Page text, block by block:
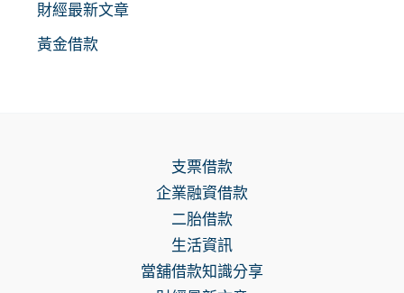
財經最新文章
黃金借款
支票借款
企業融資借款
二胎借款
生活資訊
當舖借款知識分享